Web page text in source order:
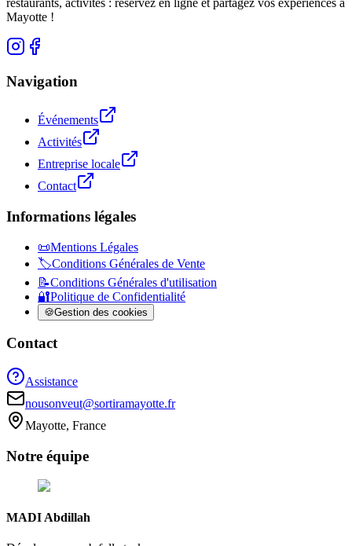
Mayotte !
Navigation
Événements
Activités
Entreprise locale
Contact
Informations légales
📜Mentions Légales
🏷️Conditions Générales de Vente
📝Conditions Générales d'utilisation
🔐Politique de Confidentialité
🍪Gestion des cookies
Contact
Assistance
nousonveut@sortiramayotte.fr
Mayotte, France
Notre équipe
MADI Abdillah